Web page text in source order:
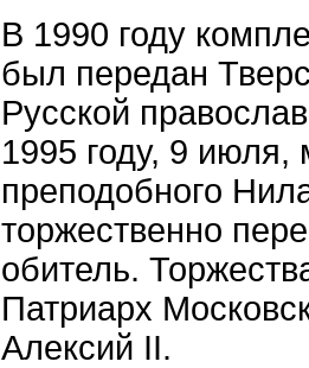
В 1990 году
был передан
Русской
1995 году, 9
преподобного
торжественно
обитель.
Патриарх
Алексий II.